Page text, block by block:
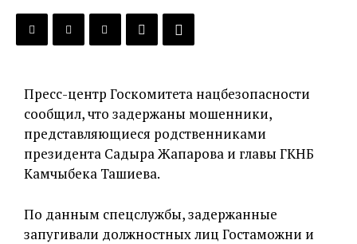
Пресс-центр Госкомитета нацбезопасности
сообщил, что задержаны мошенники,
представляющиеся родственниками
президента Садыра Жапарова и главы ГКНБ
Камчыбека Ташиева.
По данным спецслужбы, задержанные
запугивали должностных лиц Гостаможни и